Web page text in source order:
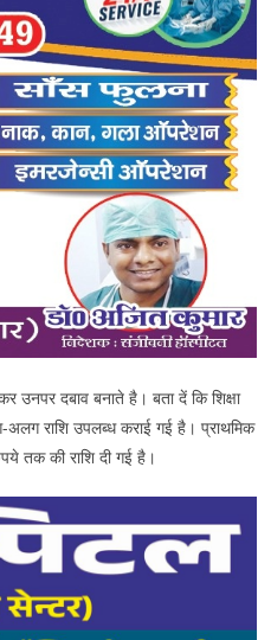
उनपर दबाव बनाते है। बता दें कि शिक्षा
अलग राशि उपलब्ध कराई गई है। प्राथमिक
तक की राशि दी गई है।